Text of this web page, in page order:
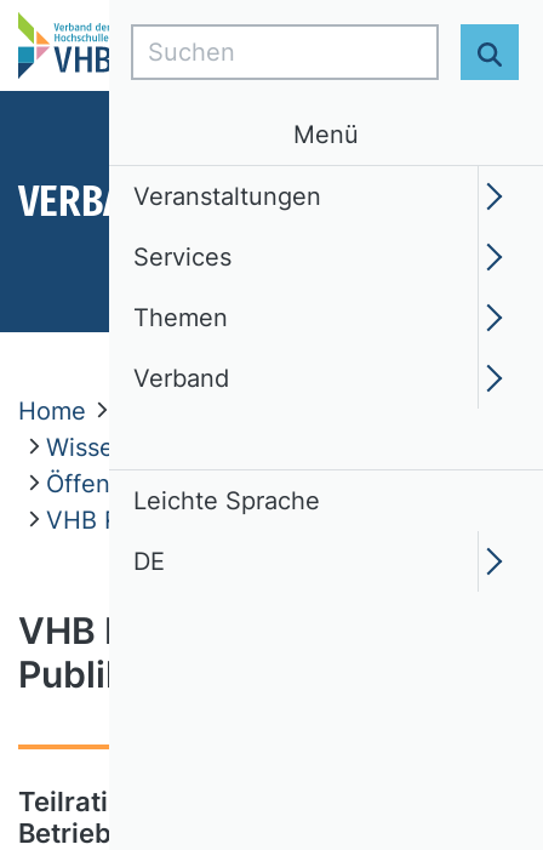
VERBAND
Home
Wissenschaftliche Kommissionen
Öffentliche Betriebswirtschaftslehre
VHB Rating 2024
VHB Rating 2024 für
Publikationsmedien
Teilrating Öffentliche
Betriebswirtschaftslehre (ÖBWL)
Suchen
Menü
Veranstaltungen
Services
Themen
Verband
Leichte Sprache
DE